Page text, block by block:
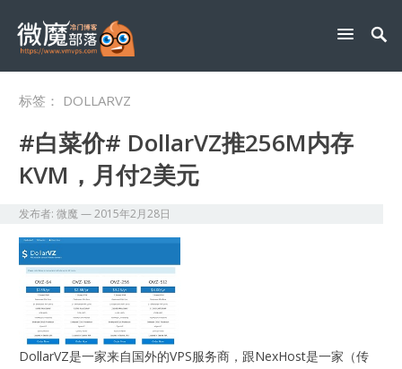
标签： DOLLARVZ
#白菜价# DollarVZ推256M内存
KVM，月付2美元
发布者:微魔—2015年2月28日
DollarVZ是一家来自国外的VPS服务商，跟NexHost是一家（传